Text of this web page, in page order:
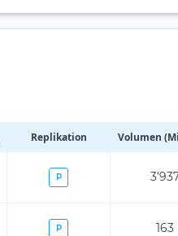
Replikation Volumen
P
P 163